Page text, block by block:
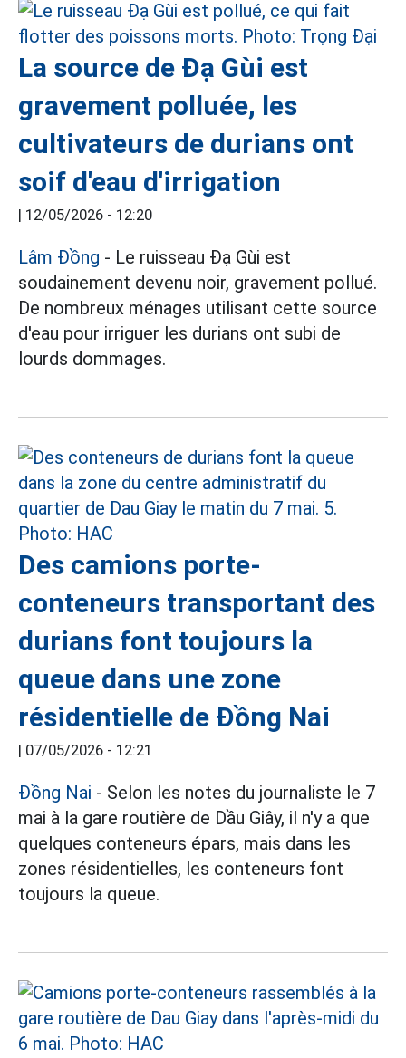
La source de Đạ Gùi est
gravement polluée, les
cultivateurs de durians ont
soif d'eau d'irrigation
| 12/05/2026 - 12:20
Lâm Đồng - Le ruisseau Đạ Gùi est
soudainement devenu noir, gravement pollué.
De nombreux ménages utilisant cette source
d'eau pour irriguer les durians ont subi de
lourds dommages.
Des camions porte-
conteneurs transportant des
durians font toujours la
queue dans une zone
résidentielle de Đồng Nai
| 07/05/2026 - 12:21
Đồng Nai - Selon les notes du journaliste le 7
mai à la gare routière de Dầu Giây, il n'y a que
quelques conteneurs épars, mais dans les
zones résidentielles, les conteneurs font
toujours la queue.